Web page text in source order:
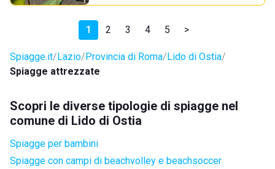
1 2 3 4 5 >
Spiagge.it Lazio Provincia di Roma Lido di Ostia
Spiagge attrezzate
Scopri le diverse tipologie di spiagge nel
comune di Lido di Ostia
Spiagge per bambini
Spiagge con campi di beachvolley e beachsoccer